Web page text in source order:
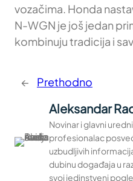
vozačima. Honda
N-WGN je još jedan
kombinuju tradicija i
← Prethodno
Aleksandar
Novinar i glavni
profesionalac
uzbudljivih
dubinu događaja u
svoj jedinstveni